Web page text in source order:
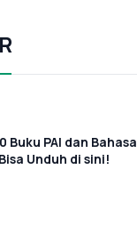
Buku PAI dan Bahasa
Unduh di sini!